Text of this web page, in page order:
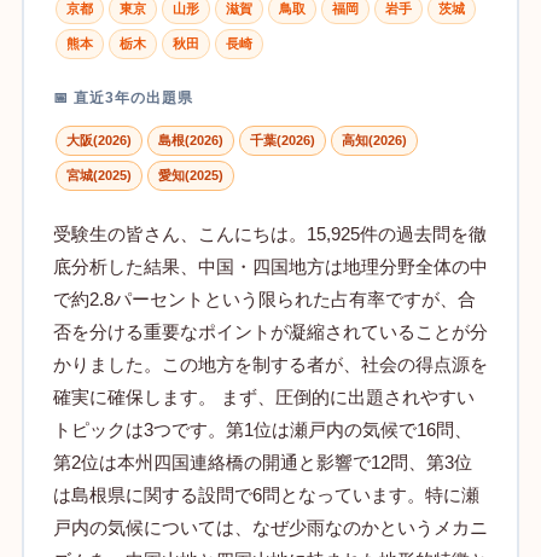
京都 東京 山形 滋賀 鳥取 福岡 岩手 茨城
熊本 栃木 秋田 長崎
📅 直近3年の出題県
大阪(2026) 島根(2026) 千葉(2026) 高知(2026)
宮城(2025) 愛知(2025)
受験生の皆さん、こんにちは。15,925件の過去問を徹
底分析した結果、中国・四国地方は地理分野全体の中
で約2.8パーセントという限られた占有率ですが、合
否を分ける重要なポイントが凝縮されていることが分
かりました。この地方を制する者が、社会の得点源を
確実に確保します。 まず、圧倒的に出題されやすい
トピックは3つです。第1位は瀬戸内の気候で16問、
第2位は本州四国連絡橋の開通と影響で12問、第3位
は島根県に関する設問で6問となっています。特に瀬
戸内の気候については、なぜ少雨なのかというメカニ